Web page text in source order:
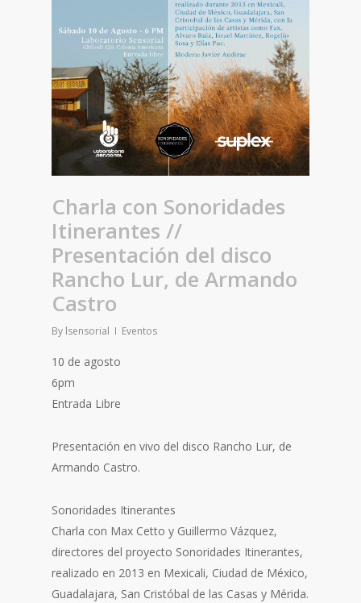
Charla con Sonoridades
Itinerantes //
Presentación del disco
Rancho Lur, de Armando
Castro
By lsensorial Eventos
10 de agosto
6pm
Entrada Libre
Presentación en vivo del disco Rancho Lur, de
Armando Castro.
Sonoridades Itinerantes
Charla con Max Cetto y Guillermo Vázquez,
directores del proyecto Sonoridades Itinerantes,
realizado en 2013 en Mexicali, Ciudad de México,
Guadalajara, San Cristóbal de las Casas y Mérida.